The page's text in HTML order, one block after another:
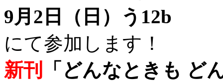
9月2日（日）う12b
にて参加します！
新刊
「どんなときも ど